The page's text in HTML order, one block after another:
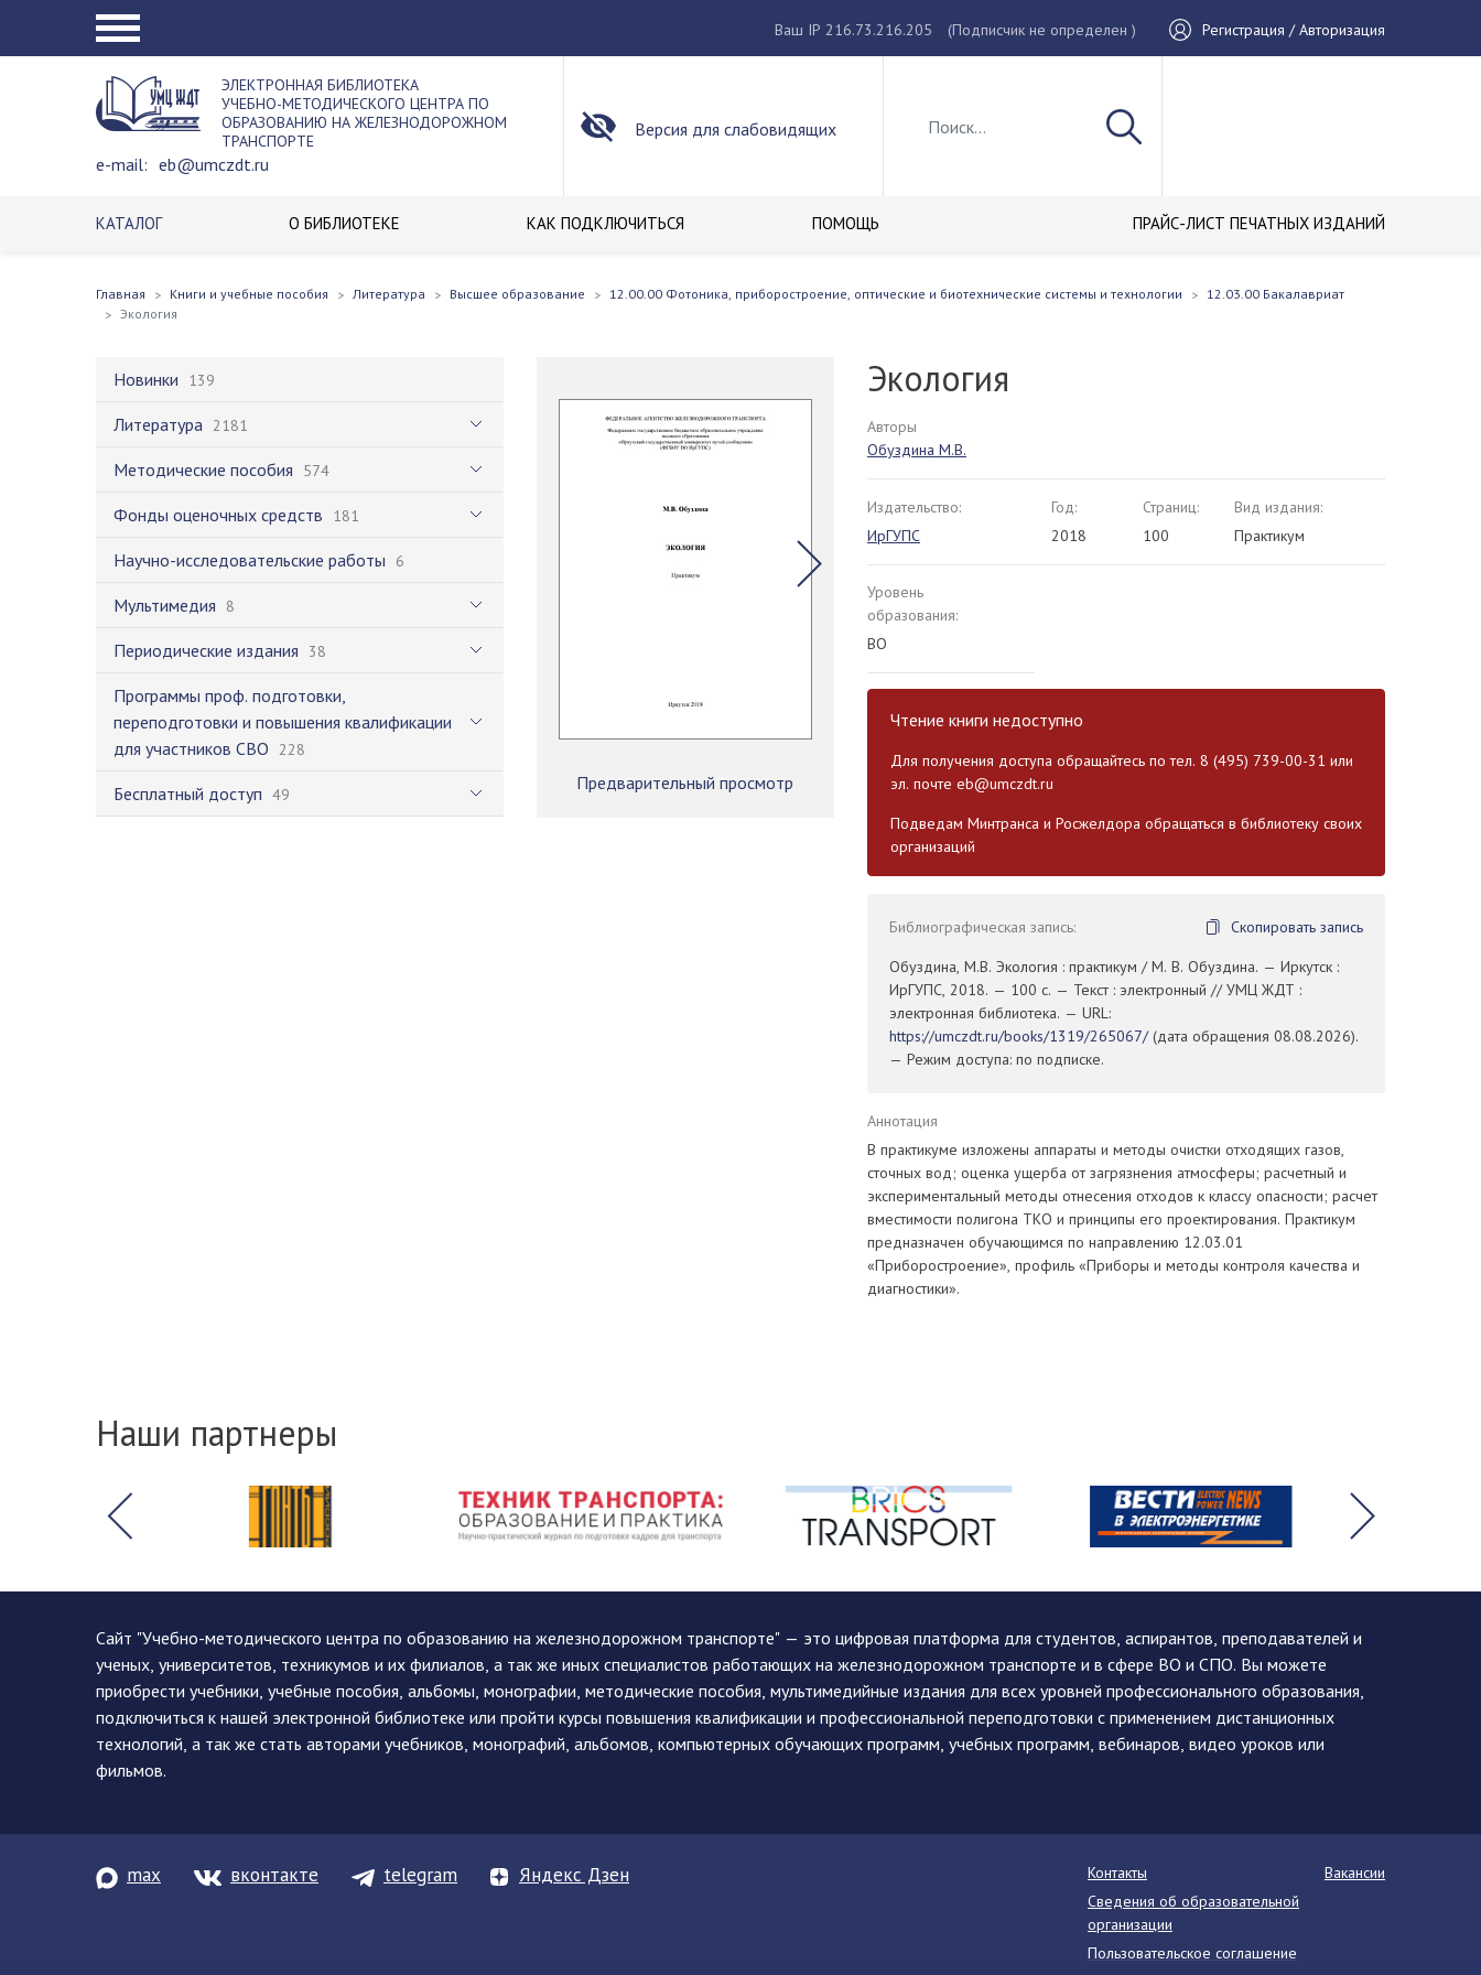
Ваш IP 216.73.216.205 (Подписчик не определен ) Регистрация / Авторизация
ЭЛЕКТРОННАЯ БИБЛИОТЕКА
УЧЕБНО-МЕТОДИЧЕСКОГО ЦЕНТРА ПО
ОБРАЗОВАНИЮ НА ЖЕЛЕЗНОДОРОЖНОМ
ТРАНСПОРТЕ
e-mail: eb@umczdt.ru
Версия для слабовидящих
КАТАЛОГ О БИБЛИОТЕКЕ КАК ПОДКЛЮЧИТЬСЯ ПОМОЩЬ ПРАЙС-ЛИСТ ПЕЧАТНЫХ ИЗДАНИЙ
Главная Книги и учебные пособия Литература Высшее образование 12.00.00 Фотоника, приборостроение, оптические и биотехнические системы и технологии
12.03.00 Бакалавриат
Экология
Новинки 139
Литература 2181
Методические пособия 574
Фонды оценочных средств 181
Научно-исследовательские работы 6
Мультимедия 8
Периодические издания 38
Программы проф. подготовки,
переподготовки и повышения квалификации
для участников СВО 228
Бесплатный доступ 49
Предварительный просмотр
Экология
Авторы
Обуздина М.В.
Издательство:
ИрГУПС
Год:
2018
Страниц:
100
Вид издания:
Практикум
Уровень
образования:
ВО
Чтение книги недоступно
Для получения доступа обращайтесь по тел. 8 (495) 739-00-31 или
эл. почте eb@umczdt.ru
Подведам Минтранса и Росжелдора обращаться в библиотеку своих
организаций
Библиографическая запись:
Скопировать запись
Обуздина, М.В. Экология : практикум / М. В. Обуздина. — Иркутск :
ИрГУПС, 2018. — 100 с. — Текст : электронный // УМЦ ЖДТ :
электронная библиотека. — URL:
https://umczdt.ru/books/1319/265067/(дата обращения 08.08.2026).
— Режим доступа: по подписке.
Аннотация
В практикуме изложены аппараты и методы очистки отходящих газов,
сточных вод; оценка ущерба от загрязнения атмосферы; расчетный и
экспериментальный методы отнесения отходов к классу опасности; расчет
вместимости полигона ТКО и принципы его проектирования. Практикум
предназначен обучающимся по направлению 12.03.01
«Приборостроение», профиль «Приборы и методы контроля качества и
диагностики».
Наши партнеры
Сайт "Учебно-методического центра по образованию на железнодорожном транспорте" — это цифровая платформа для студентов, аспирантов, преподавателей и
ученых, университетов, техникумов и их филиалов, а так же иных специалистов работающих на железнодорожном транспорте и в сфере ВО и СПО. Вы можете
приобрести учебники, учебные пособия, альбомы, монографии, методические пособия, мультимедийные издания для всех уровней профессионального образования,
подключиться к нашей электронной библиотеке или пройти курсы повышения квалификации и профессиональной переподготовки с применением дистанционных
технологий, а так же стать авторами учебников, монографий, альбомов, компьютерных обучающих программ, учебных программ, вебинаров, видео уроков или
фильмов.
max вконтакте telegram Яндекс Дзен Контакты
Вакансии
Сведения об образовательной
организации
Пользовательское соглашение